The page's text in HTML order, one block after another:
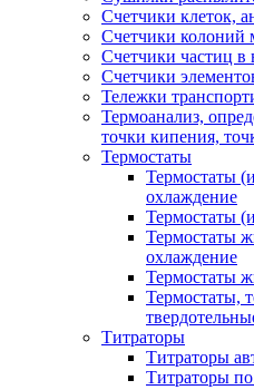
Счетчики клеток,
Счетчики колоний
Счетчики частиц в
Счетчики
Тележки
Термоанализ,
точки кипения,
Термостаты
Термостаты
охлаждение
Термостаты
Термостаты
охлаждение
Термостаты
Термостаты,
Титраторы
Титраторы
Титраторы